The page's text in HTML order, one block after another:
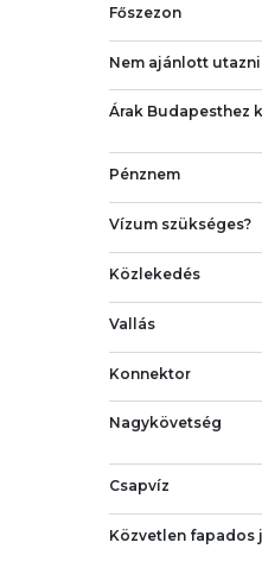
Főszezon
Nem ajánlott utazni
Árak Budapesthez
Pénznem
Vízum szükséges?
Közlekedés
Vallás
Konnektor
Nagykövetség
Csapvíz
Közvetlen fapados